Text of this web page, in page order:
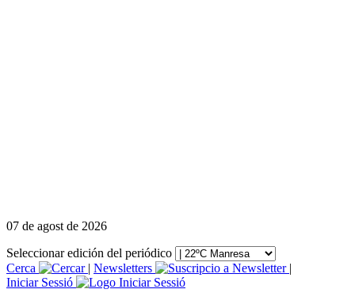
07 de agost de 2026
Seleccionar edición del periódico
Cerca
| Newsletters
|
Iniciar Sessió